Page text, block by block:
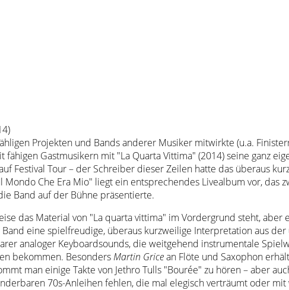
Projekten und Bands anderer Musiker mitwirkte (u.a.
Gastmusikern mit "La Quarta Vittima" (2014) seine ganz
Festival Tour – der Schreiber dieser Zeilen hatte das überaus
Che Era Mio" liegt ein entsprechendes Livealbum vor,
Band auf der Bühne präsentierte.
das Material von "La quarta vittima" im Vordergrund steht, aber
eine spielfreudige, überaus kurzweilige Interpretation aus
analoger Keyboardsounds, die weitgehend instrumentale
bekommen. Besonders Martin Gricean Flöte und Saxophon
man einige Takte von Jethro Tulls "Bourée" zu hören – aber
70s-Anleihen fehlen, die mal elegisch verträumt oder